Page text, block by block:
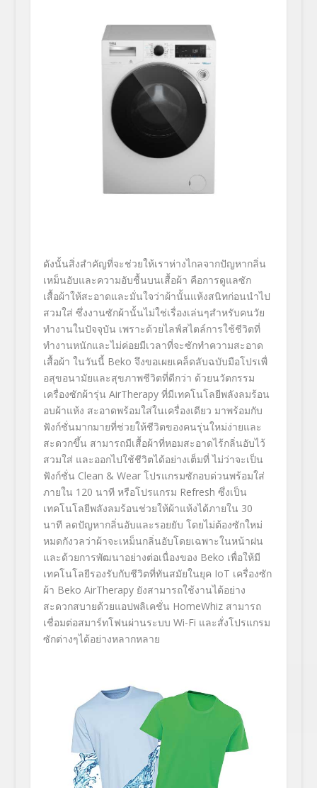
ดังนั้นสิ่งสำคัญที่จะช่วยให้เราห่างไกลจากปัญหากลิ่น
เหม็นอับและความอับชื้นบนเสื้อผ้า คือการดูแลซัก
เสื้อผ้าให้สะอาดและมั่นใจว่าผ้านั้นแห้งสนิทก่อนนำไป
สวมใส่ ซึ่งงานซักผ้านั้นไม่ใช่เรื่องเล่นๆสำหรับคนวัย
ทำงานในปัจจุบัน เพราะด้วยไลฟ์สไตล์การใช้ชีวิตที่
ทำงานหนักและไม่ค่อยมีเวลาที่จะซักทำความสะอาด
เสื้อผ้า ในวันนี้ Beko จึงขอเผยเคล็ดลับฉบับมือโปรเพื่
อสุขอนามัยและสุขภาพชีวิตที่ดีกว่า ด้วยนวัตกรรม
เครื่องซักผ้ารุ่น AirTherapy ที่มีเทคโนโลยีพลังลมร้อน
อบผ้าแห้ง สะอาดพร้อมใส่ในเครื่องเดียว มาพร้อมกับ
ฟังก์ชั่นมากมายที่ช่วยให้ชีวิตของคนรุ่นใหม่ง่ายและ
สะดวกขึ้น สามารถมีเสื้อผ้าที่หอมสะอาดไร้กลิ่นอับไว้
สวมใส่ และออกไปใช้ชีวิตได้อย่างเต็มที่ ไม่ว่าจะเป็น
ฟังก์ชั่น Clean & Wear โปรแกรมซักอบด่วนพร้อมใส่
ภายใน 120 นาที หรือโปรแกรม Refresh ซึ่งเป็น
เทคโนโลยีพลังลมร้อนช่วยให้ผ้าแห้งได้ภายใน 30
นาที ลดปัญหากลิ่นอับและรอยยับ โดยไม่ต้องซักใหม่
หมดกังวลว่าผ้าจะเหม็นกลิ่นอับโดยเฉพาะในหน้าฝน
และด้วยการพัฒนาอย่างต่อเนื่องของ Beko เพื่อให้มี
เทคโนโลยีรองรับกับชีวิตที่ทันสมัยในยุค IoT เครื่องซัก
ผ้า Beko AirTherapy ยังสามารถใช้งานได้อย่าง
สะดวกสบายด้วยแอปพลิเคชั่น HomeWhiz สามารถ
เชื่อมต่อสมาร์ทโฟนผ่านระบบ Wi-Fi และสั่งโปรแกรม
ซักต่างๆได้อย่างหลากหลาย